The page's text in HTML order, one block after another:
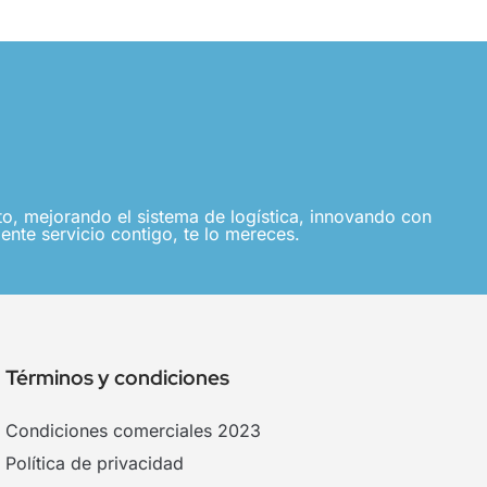
mejorando el sistema de logística, innovando con
servicio contigo, te lo mereces.
Términos y condiciones
Condiciones comerciales 2023
Política de privacidad